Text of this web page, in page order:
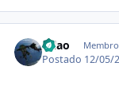
erlao Membro
Postado 12/05/